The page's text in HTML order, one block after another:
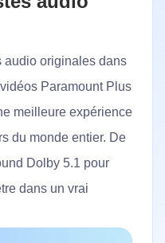
HD
Video Downloader,
Full HD
Plus sur PC. En
personnaliser le
vidéo et le chemin
vos besoins.